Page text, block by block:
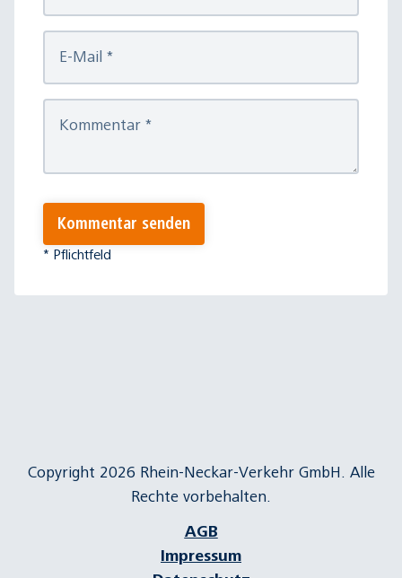
E-Mail *
Kommentar *
Kommentar senden
* Pflichtfeld
Copyright 2026 Rhein-Neckar-Verkehr GmbH. Alle
Rechte vorbehalten.
AGB
Impressum